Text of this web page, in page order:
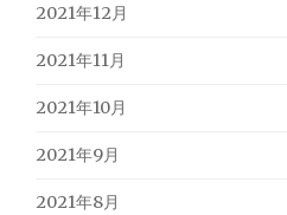
2021年12月
2021年11月
2021年10月
2021年9月
2021年8月